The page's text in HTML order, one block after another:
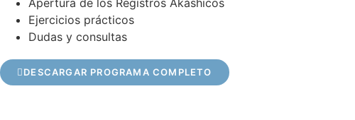
Apertura de los Registros Akáshicos
Ejercicios prácticos
Dudas y consultas
DESCARGAR PROGRAMA COMPLETO